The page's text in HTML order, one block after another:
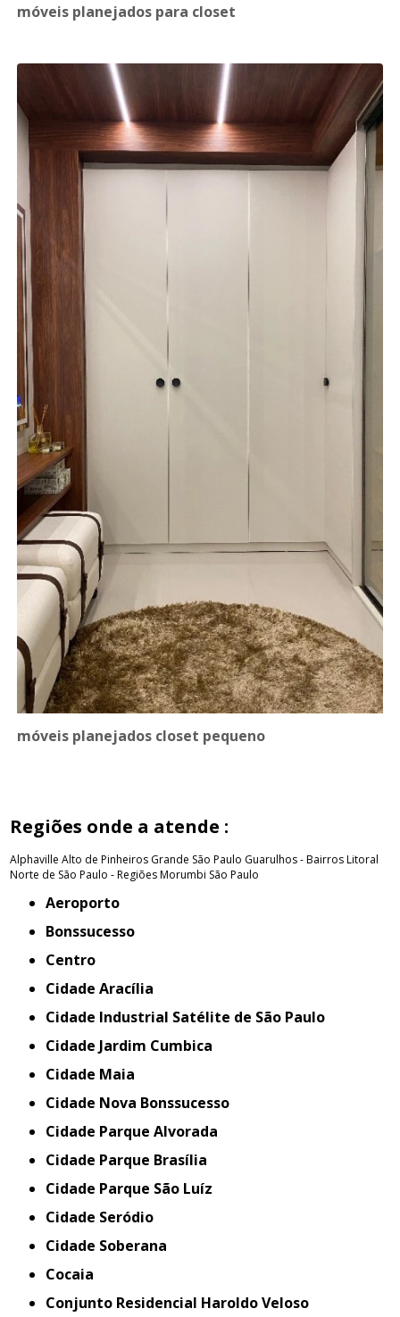
móveis planejados para closet
móveis planejados closet pequeno
Regiões onde a atende :
Alphaville Alto de Pinheiros Grande São Paulo Guarulhos - BairrosLitoral
Norte de São Paulo - RegiõesMorumbi São Paulo
Aeroporto
Bonssucesso
Centro
Cidade Aracília
Cidade Industrial Satélite de São Paulo
Cidade Jardim Cumbica
Cidade Maia
Cidade Nova Bonssucesso
Cidade Parque Alvorada
Cidade Parque Brasília
Cidade Parque São Luíz
Cidade Seródio
Cidade Soberana
Cocaia
Conjunto Residencial Haroldo Veloso